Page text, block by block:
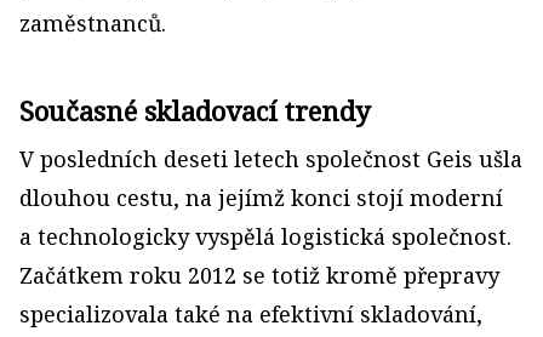
zaměstnanců.
Současné skladovací trendy
V posledních deseti letech společnost Geis ušla
dlouhou cestu, na jejímž konci stojí moderní
a technologicky vyspělá logistická společnost.
Začátkem roku 2012 se totiž kromě přepravy
specializovala také na efektivní skladování,